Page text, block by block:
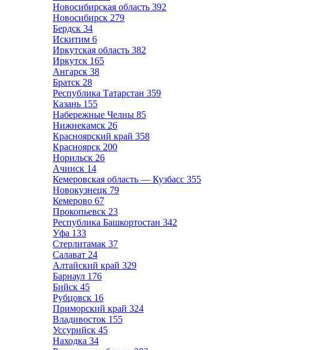
Новосибирская область 392
Новосибирск 279
Бердск 34
Искитим 6
Иркутская область 382
Иркутск 165
Ангарск 38
Братск 28
Республика Татарстан 359
Казань 155
Набережные Челны 85
Нижнекамск 26
Красноярский край 358
Красноярск 200
Норильск 26
Ачинск 14
Кемеровская область — Кузбасс 355
Новокузнецк 79
Кемерово 67
Прокопьевск 23
Республика Башкортостан 342
Уфа 133
Стерлитамак 37
Салават 24
Алтайский край 329
Барнаул 176
Бийск 45
Рубцовск 16
Приморский край 324
Владивосток 155
Уссурийск 45
Находка 34